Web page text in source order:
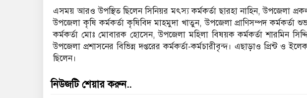
এসময় আরও উপস্থিত ছিলেন সিনিয়র মৎস্য কর্মকর্তা ছারহা নাহিন, উপজেলা
উপজেলা কৃষি কর্মকর্তা কৃষিবিদ মাহমুদা খাতুন, উপজেলা প্রাণিসম্পদ কর্মকর্তা
কর্মকর্তা মোঃ মোবারক হোসেন, উপজেলা মহিলা বিষয়ক কর্মকর্তা শারমিন
উপজেলা প্রশাসনের বিভিন্ন দপ্তরের কর্মকর্তা-কর্মচারীবৃন্দ। এছাড়াও প্রিন্ট ও
ছিলেন।
নিউজটি শেয়ার করুন..